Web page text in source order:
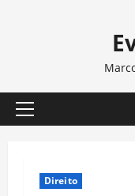
Primary
Direito